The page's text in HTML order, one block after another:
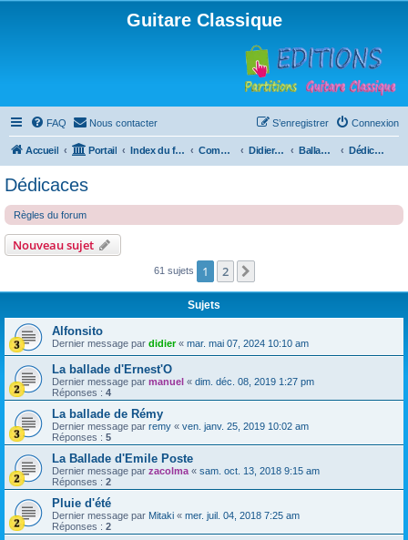
Guitare Classique
FAQ Nous contacter Connexion
S’enregistrer
Accueil Portail Index du forum Compositions Didierland Ballades et autres réveries Dédicaces
Dédicaces
Règles du forum
Nouveau sujet
61 sujets 1 2
Sujets
Alfonsito
Dernier message par didier« mar. mai 07, 2024 10:10 am
La ballade d'Ernest'O
Dernier message par manuel « dim. déc. 08, 2019 1:27 pm
Réponses : 4
La ballade de Rémy
Dernier message par remy « ven. janv. 25, 2019 10:02 am
Réponses : 5
La Ballade d'Emile Poste
Dernier message par zacolma « sam. oct. 13, 2018 9:15 am
Réponses : 2
Pluie d'été
Dernier message par Mitaki « mer. juil. 04, 2018 7:25 am
Réponses : 2